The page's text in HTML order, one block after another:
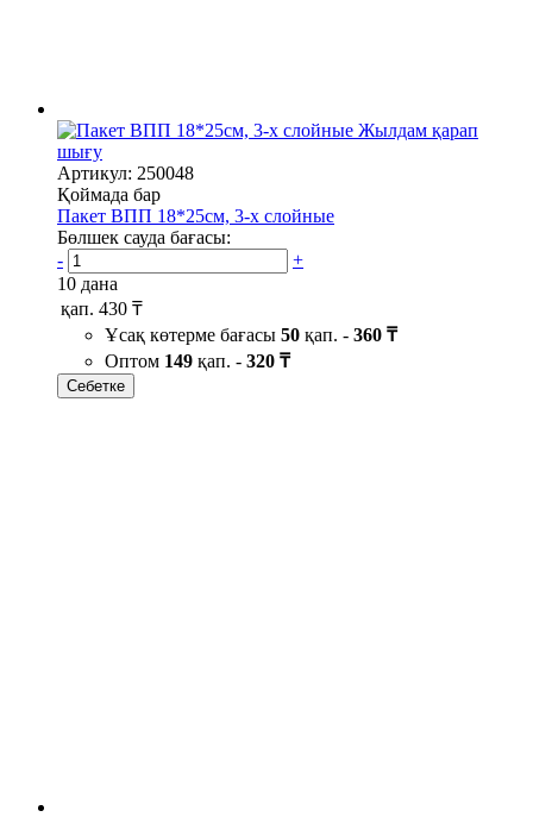
Жылдам қарап
шығу
Артикул: 250048
Қоймада бар
Пакет ВПП 18*25см, 3-х слойные
Бөлшек сауда бағасы:
-
+
10 дана
қап. 430 ₸
Ұсақ көтерме бағасы 50 қап. - 360 ₸
Оптом 149 қап. - 320 ₸
Себетке